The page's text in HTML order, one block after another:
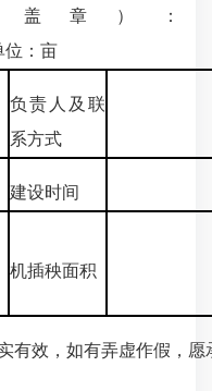
章）：
负责人 及联
系方式
建设时间
机插秧面积
有效，如有弄虚作假，愿